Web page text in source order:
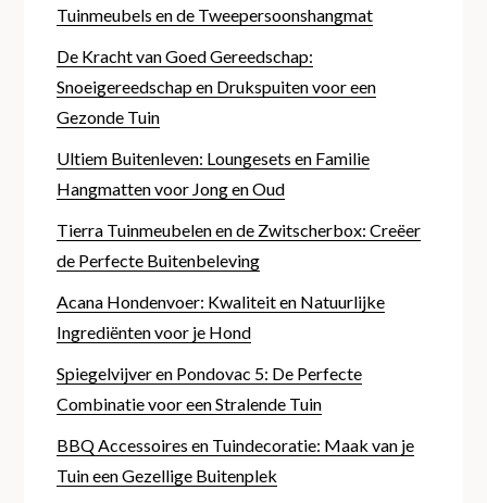
Tuinmeubels en de Tweepersoonshangmat
De Kracht van Goed Gereedschap:
Snoeigereedschap en Drukspuiten voor een
Gezonde Tuin
Ultiem Buitenleven: Loungesets en Familie
Hangmatten voor Jong en Oud
Tierra Tuinmeubelen en de Zwitscherbox: Creëer
de Perfecte Buitenbeleving
Acana Hondenvoer: Kwaliteit en Natuurlijke
Ingrediënten voor je Hond
Spiegelvijver en Pondovac 5: De Perfecte
Combinatie voor een Stralende Tuin
BBQ Accessoires en Tuindecoratie: Maak van je
Tuin een Gezellige Buitenplek